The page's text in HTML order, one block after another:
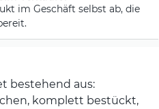
im Geschäft selbst ab, die
bestehend aus:
komplett bestückt,